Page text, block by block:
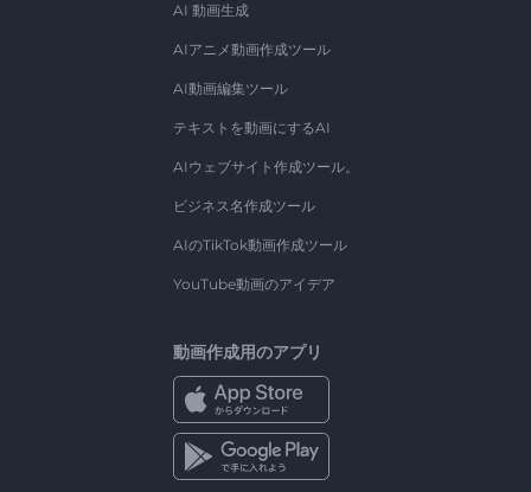
AI 動画生成
AIアニメ動画作成ツール
AI動画編集ツール
テキストを動画にするAI
AIウェブサイト作成ツール。
ビジネス名作成ツール
AIのTikTok動画作成ツール
YouTube動画のアイデア
動画作成用のアプリ